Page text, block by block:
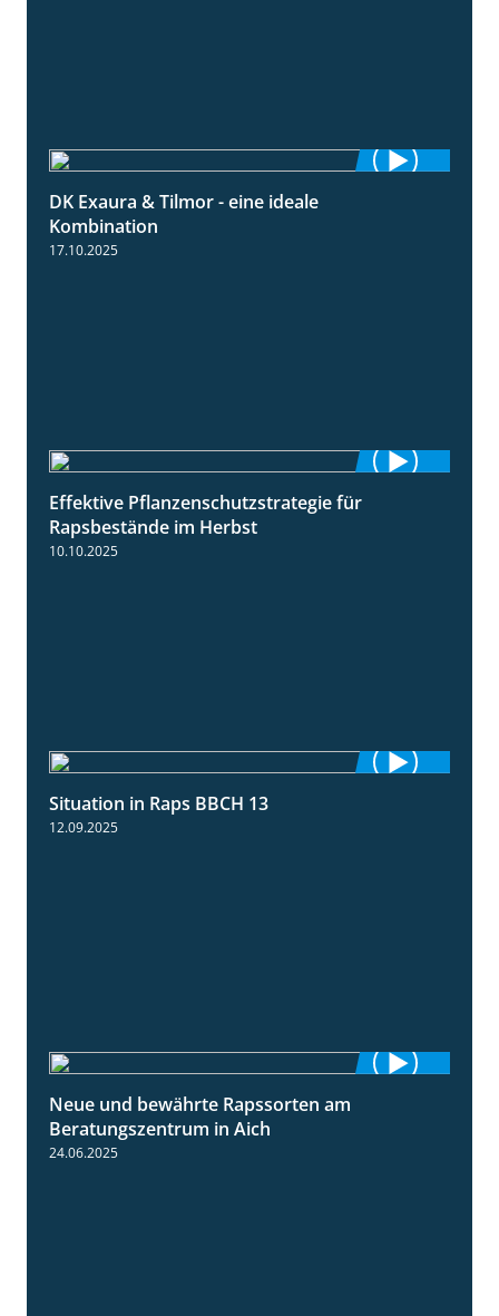
DK Exaura & Tilmor - eine ideale
Kombination
17.10.2025
Effektive Pflanzenschutzstrategie für
Rapsbestände im Herbst
10.10.2025
Situation in Raps BBCH 13
12.09.2025
Neue und bewährte Rapssorten am
Beratungszentrum in Aich
24.06.2025